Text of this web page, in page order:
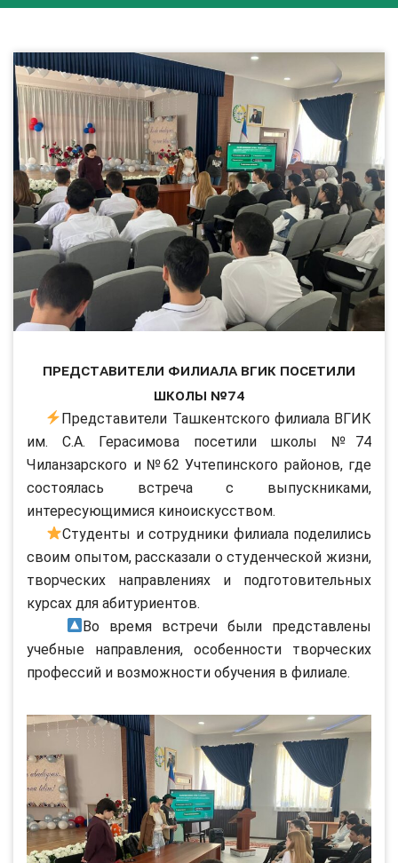
Представители филиала ВГИК посетили
школы №74
Представители Ташкентского филиала ВГИК
им. С.А. Герасимова посетили школы №74
Чиланзарского и №62 Учтепинского районов, где
состоялась встреча с выпускниками,
интересующимися киноискусством.
Студенты и сотрудники филиала поделились
своим опытом, рассказали о студенческой жизни,
творческих направлениях и подготовительных
курсах для абитуриентов.
Во время встречи были представлены
учебные направления, особенности творческих
профессий и возможности обучения в филиале.